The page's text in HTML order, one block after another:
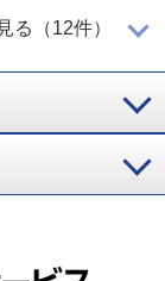
一枚だけで
ＣＭでこの商品
って充分暖か
られる手軽さが
る（12件）